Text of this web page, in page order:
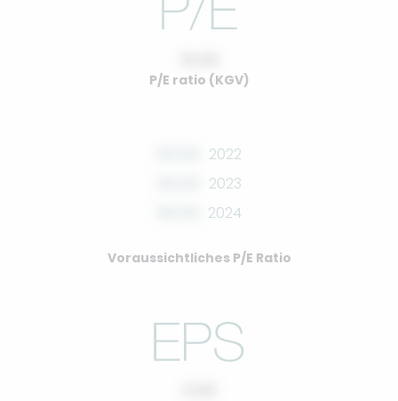
P/E ratio (KGV)
2022
2023
2024
Voraussichtliches P/E Ratio